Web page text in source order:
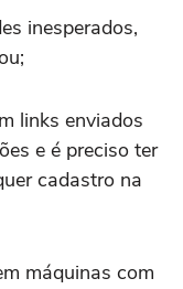
inesperados,
links enviados
e é preciso ter
cadastro na
máquinas com